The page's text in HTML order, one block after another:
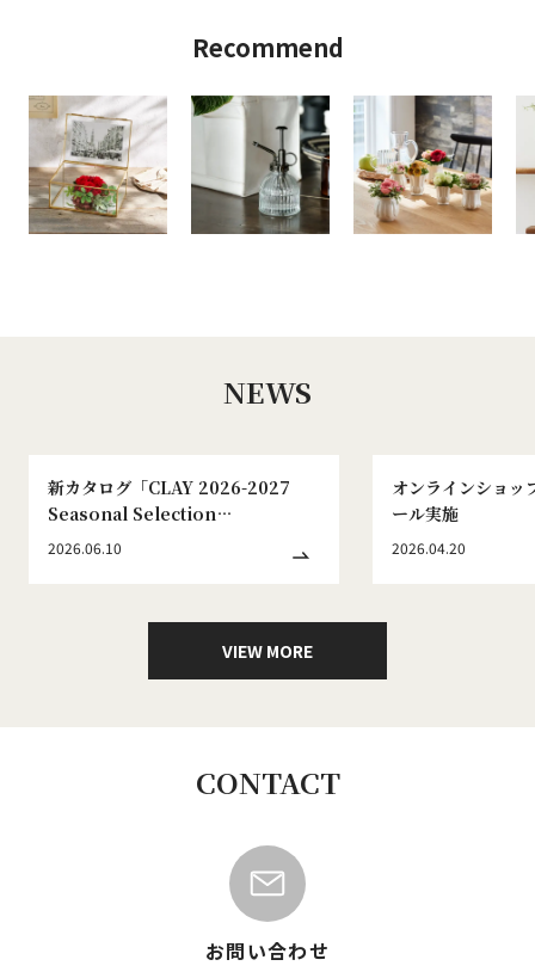
Recommend
NEWS
新カタログ「CLAY 2026-2027
Seasonal Selection
WINTER&SPRING No.186」発刊
2026.06.10
オンラインショッ
ール実施
2026.04.20
VIEW MORE
CONTACT
お問い合わせ